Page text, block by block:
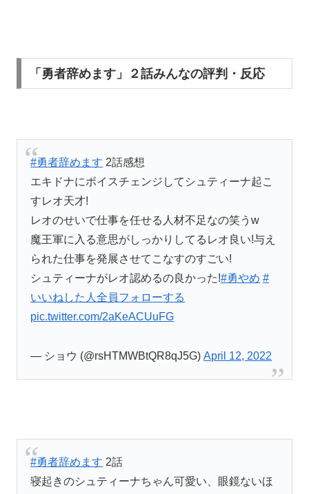
「勇者辞めます」２話みんなの評判・反応
#勇者辞めます 2話感想
エキドナにボイスチェンジしてシュティーナ起こ
すレオ天才!
レオのせいで仕事を任せる人材不足なの笑うw
魔王軍に入る意思がしっかりしてるレオ良い!与え
られた仕事を発展させてこなすのすごい!
シュティーナがレオ認めるの良かった!#勇やめ #
いいねした人全員フォローする
pic.twitter.com/2aKeACUuFG
— ショウ (@rsHTMWBtQR8qJ5G)April 12, 2022
#勇者辞めます 2話
寝起きのシュティーナちゃん可愛い、眼鏡ないほ